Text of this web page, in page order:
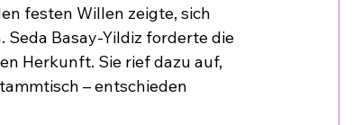
festen Willen zeigte, sich
Basay-Yildiz forderte die
Herkunft. Sie rief dazu auf,
– entschieden